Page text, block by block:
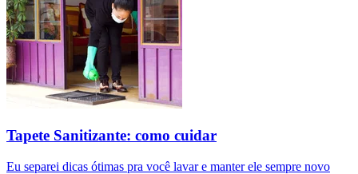
Tapete Sanitizante: como cuidar
Eu separei dicas ótimas pra você lavar e manter ele sempre novo